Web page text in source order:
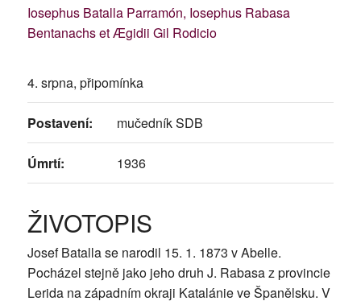
Iosephus Batalla Parramón, Iosephus Rabasa
Bentanachs et Ægidii Gil Rodicio
4. srpna, připomínka
Postavení: mučedník SDB
Úmrtí: 1936
ŽIVOTOPIS
Josef Batalla se narodil 15. 1. 1873 v Abelle.
Pocházel stejně jako jeho druh J. Rabasa z provincie
Lerida na západním okraji Katalánie ve Španělsku. V